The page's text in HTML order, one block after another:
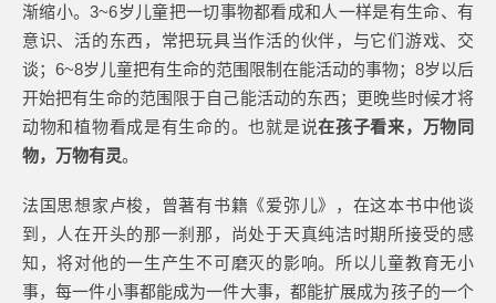
渐缩小。3~6岁儿童把一切事物都看成和人一样是有生命、有
意识、活的东西，常把玩具当作活的伙伴，与它们游戏、交
谈；6~8岁儿童把有生命的范围限制在能活动的事物；8岁以后
开始把有生命的范围限于自己能活动的东西；更晚些时候才将
动物和植物看成是有生命的。也就是说在孩子看来，万物同
物，万物有灵。
法国思想家卢梭，曾著有书籍《爱弥儿》，在这本书中他谈
到，人在开头的那一刹那，尚处于天真纯洁时期所接受的感
知，将对他的一生产生不可磨灭的影响。所以儿童教育无小
事，每一件小事都能成为一件大事，都能扩展成为孩子的一个